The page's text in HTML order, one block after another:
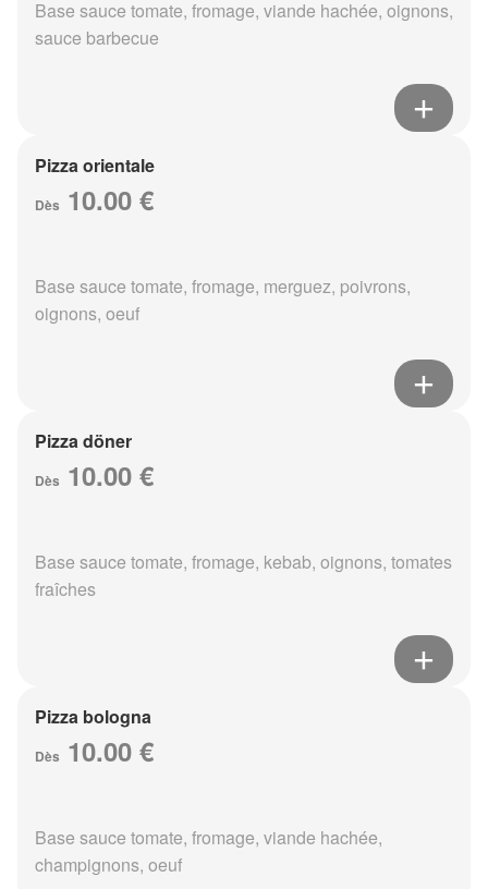
Base sauce tomate, fromage, viande hachée, oignons,
sauce barbecue
Pizza orientale
Dès 10.00 €
Base sauce tomate, fromage, merguez, poivrons,
oignons, oeuf
Pizza döner
Dès 10.00 €
Base sauce tomate, fromage, kebab, oignons, tomates
fraîches
Pizza bologna
Dès 10.00 €
Base sauce tomate, fromage, viande hachée,
champignons, oeuf